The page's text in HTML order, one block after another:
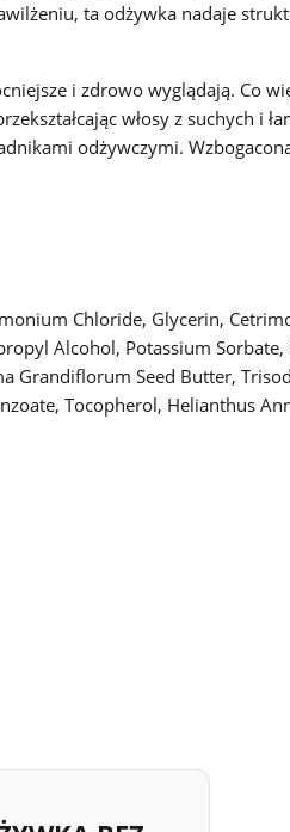
ta odżywka nadaje
i zdrowo wyglądają. Co
włosy z suchych i
odżywczymi.
Chloride, Glycerin,
Alcohol, Potassium Sorbate,
Grandiflorum Seed Butter,
Tocopherol, Helianthus